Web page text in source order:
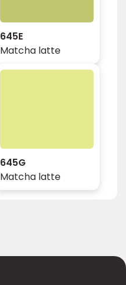
645E
Matcha latte
645G
Matcha latte